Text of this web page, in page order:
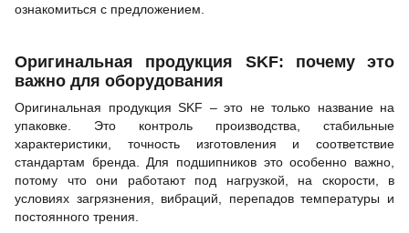
ознакомиться с предложением.
Оригинальная продукция SKF: почему это
важно для оборудования
Оригинальная продукция SKF – это не только название на
упаковке. Это контроль производства, стабильные
характеристики, точность изготовления и соответствие
стандартам бренда. Для подшипников это особенно важно,
потому что они работают под нагрузкой, на скорости, в
условиях загрязнения, вибраций, перепадов температуры и
постоянного трения.